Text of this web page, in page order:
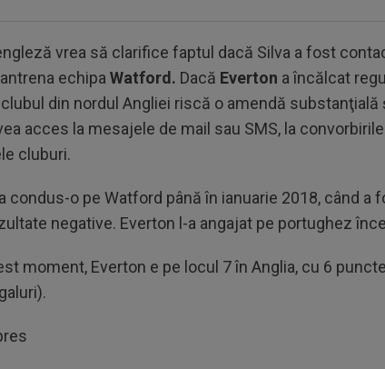
vrea să clarifice faptul dacă Silva a fost
echipa Watford. Dacă Everton a încălcat
clubul din nordul Angliei riscă o amendă
acces la mesajele de mail sau SMS, la
cluburi.
condus-o pe Watford până în ianuarie 2018, când
negative. Everton l-a angajat pe portughez
moment, Everton e pe locul 7 în Anglia, cu 6